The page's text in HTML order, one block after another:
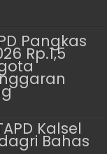
Pangkas
Rp.1,5
Kalsel
Bahas